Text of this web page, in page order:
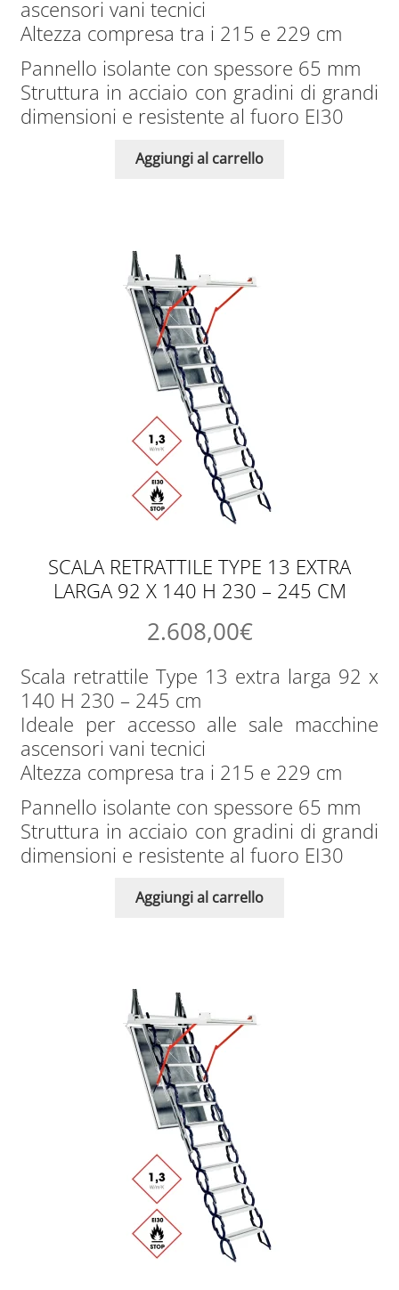
Scale retrattili per accesso al sotto tetto
Scale retrattili per mansarde
ascensori vani tecnici
Altezza compresa tra i 215 e 229 cm
Pannello isolante con spessore 65 mm
Struttura in acciaio con gradini di grandi
dimensioni e resistente al fuoro EI30
Aggiungi al carrello
SCALA RETRATTILE TYPE 13 EXTRA
LARGA 92 X 140 H 230 – 245 CM
2.608,00€
Scala retrattile Type 13 extra larga 92 x
140 H 230 – 245 cm
Ideale per accesso alle sale macchine
ascensori vani tecnici
Altezza compresa tra i 215 e 229 cm
Pannello isolante con spessore 65 mm
Struttura in acciaio con gradini di grandi
dimensioni e resistente al fuoro EI30
Aggiungi al carrello